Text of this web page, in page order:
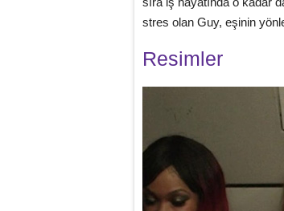
stres olan Guy, eşinin
Resimler